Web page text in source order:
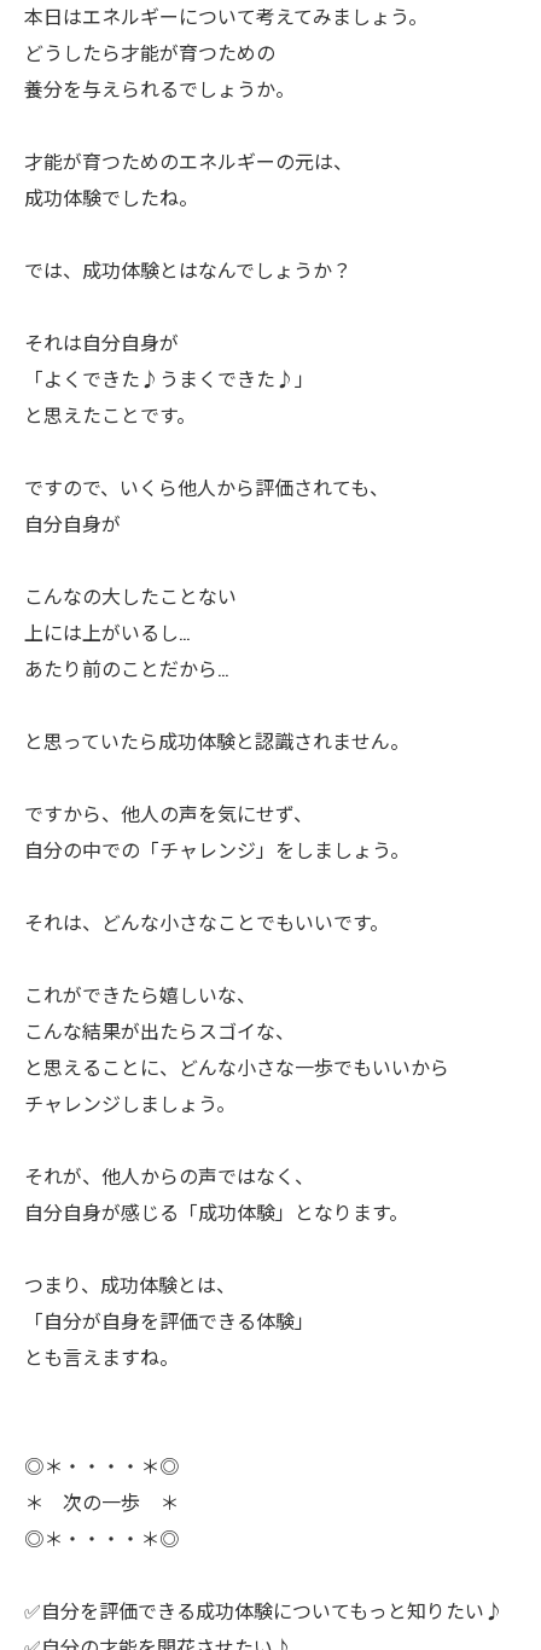
本日はエネルギーについて考えてみましょう。
どうしたら才能が育つための
養分を与えられるでしょうか。
ㅤ才能が育つためのエネルギーの元は、
成功体験でしたね。
ㅤでは、成功体験とはなんでしょうか？
ㅤそれは自分自身が
「よくできた♪ㅤうまくできた♪」
と思えたことです。
ㅤですので、いくら他人から評価されても、
自分自身が
ㅤこんなの大したことない
ㅤ上には上がいるし…
ㅤあたり前のことだから…
ㅤと思っていたら成功体験と認識されません。
ㅤですから、他人の声を気にせず、
自分の中での「チャレンジ」をしましょう。
ㅤそれは、どんな小さなことでもいいです。
これができたら嬉しいな、
こんな結果が出たらスゴイな、
と思えることに、どんな小さな一歩でもいいから
チャレンジしましょう。
ㅤそれが、他人からの声ではなく、
自分自身が感じる「成功体験」となります。
ㅤつまり、成功体験とは、
「自分が自身を評価できる体験」
とも言えますね。
◎＊・・・・＊◎
＊ 次の一歩 ＊
◎＊・・・・＊◎
✅自分を評価できる成功体験についてもっと知りたい♪